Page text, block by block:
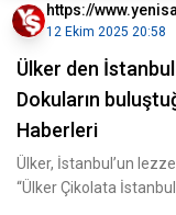
https://
12 Ekim 2025 20:58
Ülker den
Dokuların
Haberleri
Ülker, İstanbul’un
“Ülker Çikolata